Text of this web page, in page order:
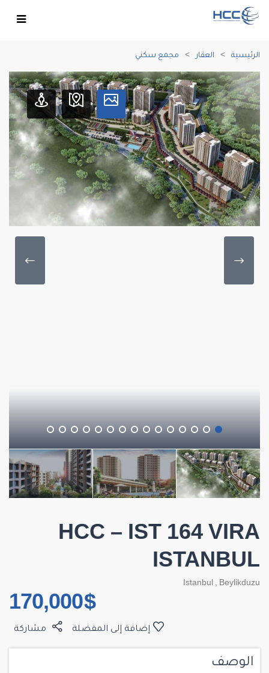
الرئيسية العقار مجمع سكني
HCC – IST 164 VIRA
ISTANBUL
Istanbul , Beylikduzu
$ 170,000
مشاركة إضافة إلى المفضلة
الوصف